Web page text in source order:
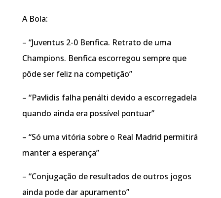
A Bola:
– “Juventus 2-0 Benfica. Retrato de uma
Champions. Benfica escorregou sempre que
pôde ser feliz na competição”
– “Pavlidis falha penálti devido a escorregadela
quando ainda era possível pontuar”
– “Só uma vitória sobre o Real Madrid permitirá
manter a esperança”
– “Conjugação de resultados de outros jogos
ainda pode dar apuramento”